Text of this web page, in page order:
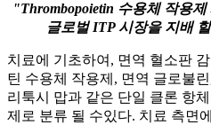
"Thrombopoietin 수용체 작용
글로벌 ITP 시장을 지배
치료에 기초하여, 면역 혈소판
틴 수용체 작용제, 면역 글로불
리툭시 맙과 같은 단일 클론 항
제로 분류 될 수있다. 치료 측면